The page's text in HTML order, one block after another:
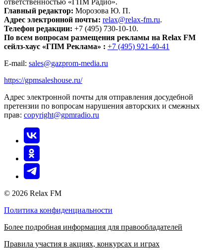
Главный редактор: Морозова Ю. П.
Адрес электронной почты: relax@relax-fm.ru.
Телефон редакции: +7 (495) 730-10-10.
По всем вопросам размещения рекламы на Relax FM
сейлз-хаус «ГПМ Реклама» : +7 (495) 921-40-41
E-mail: sales@gazprom-media.ru
https://gpmsaleshouse.ru/
Адрес электронной почты для отправления досудебной
претензии по вопросам нарушения авторских и смежных
прав: copyright@gpmradio.ru
© 2026 Relax FM
Политика конфиденциальности
Более подробная информация для правообладателей
Правила участия в акциях, конкурсах и играх